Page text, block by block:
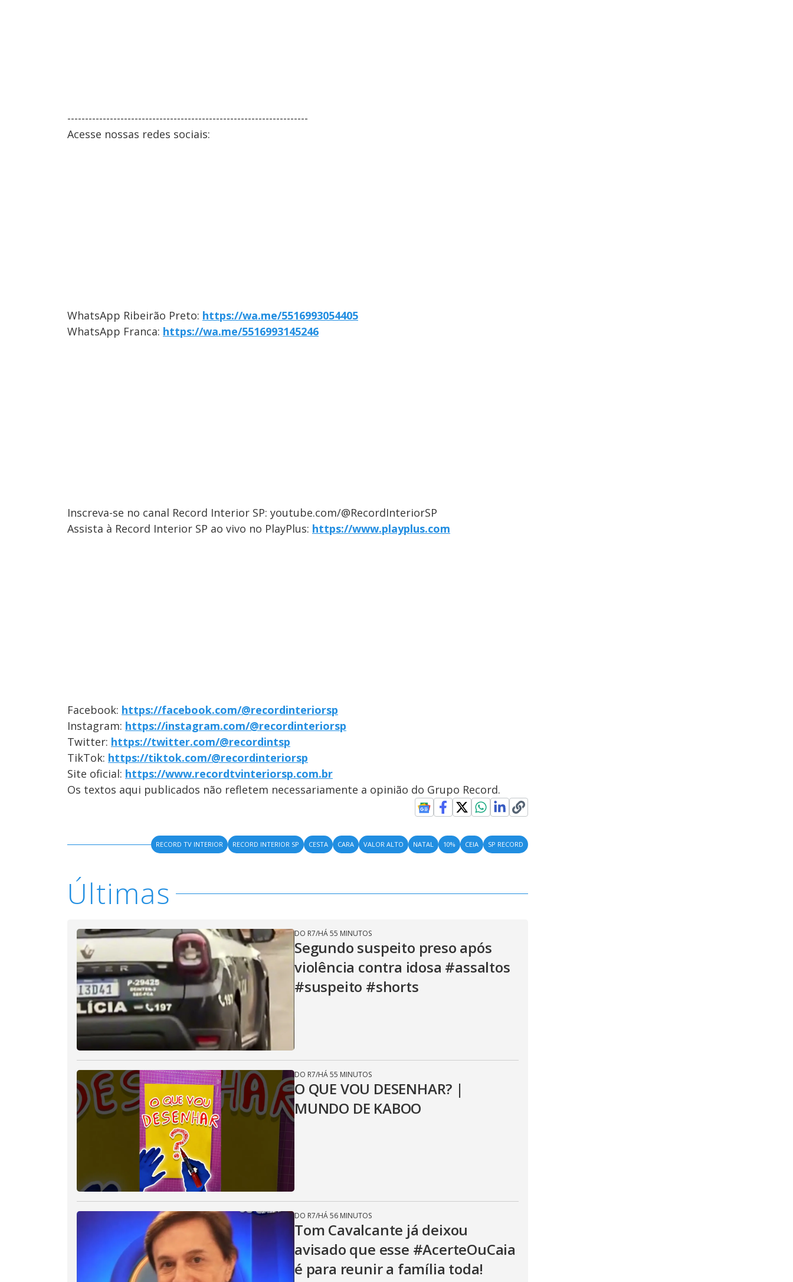
--------------------------------------------------------------------
Acesse nossas redes sociais:
WhatsApp Ribeirão Preto: https://wa.me/5516993054405
WhatsApp Franca: https://wa.me/5516993145246
Inscreva-se no canal Record Interior SP: youtube.com/@RecordInteriorSP
Assista à Record Interior SP ao vivo no PlayPlus: https://www.playplus.com
Facebook: https://facebook.com/@recordinteriorsp
Instagram: https://instagram.com/@recordinteriorsp
Twitter: https://twitter.com/@recordintsp
TikTok: https://tiktok.com/@recordinteriorsp
Site oficial: https://www.recordtvinteriorsp.com.br
Os textos aqui publicados não refletem necessariamente a opinião do Grupo Record.
RECORD TV INTERIOR RECORD INTERIOR SP CESTA CARA VALOR ALTO NATAL 10% CEIA SP RECORD
Últimas
DO R7/HÁ 55 MINUTOS
Segundo suspeito preso após
violência contra idosa #assaltos
#suspeito #shorts
DO R7/HÁ 55 MINUTOS
O QUE VOU DESENHAR? |
MUNDO DE KABOO
DO R7/HÁ 56 MINUTOS
Tom Cavalcante já deixou
avisado que esse #AcerteOuCaia
é para reunir a família toda!